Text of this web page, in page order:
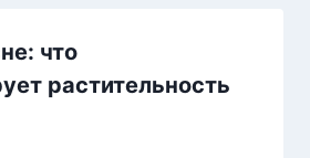
что
растительность